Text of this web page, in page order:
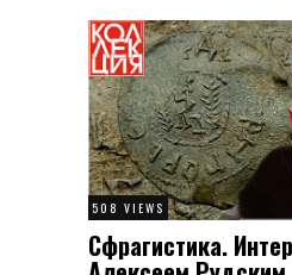
508 VIEWS
Сфрагистика.